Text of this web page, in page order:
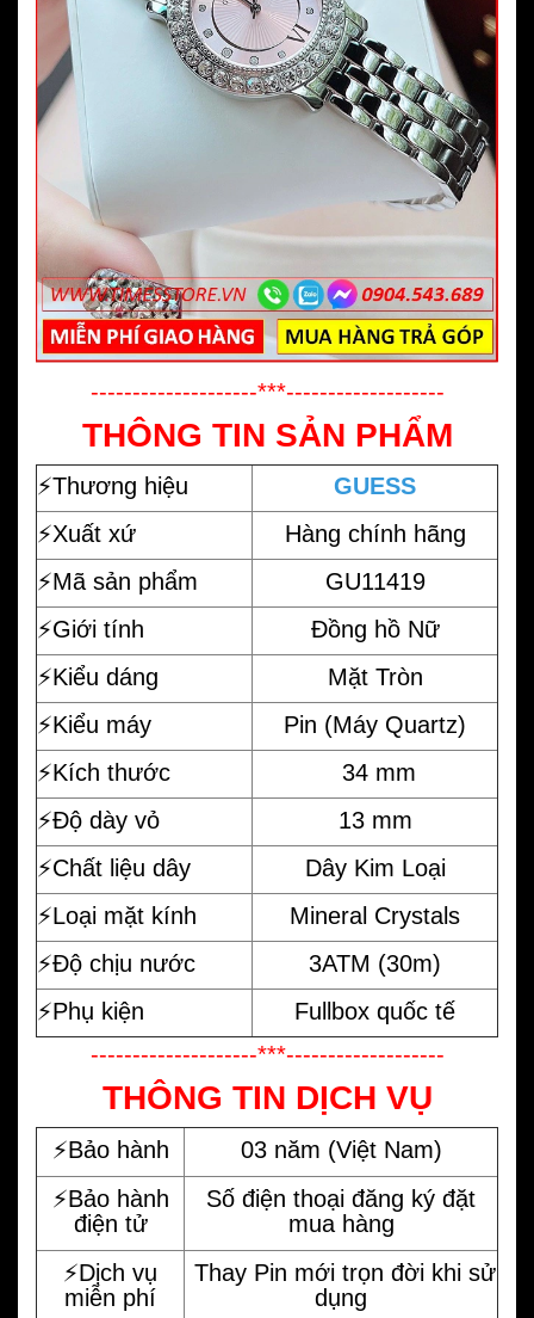
--------------------***-------------------
THÔNG TIN SẢN PHẨM
⚡️Thương hiệu
GUESS
⚡️Xuất xứ
Hàng chính hãng
⚡️Mã sản phẩm
GU11419
⚡️Giới tính
Đồng hồ Nữ
⚡️Kiểu dáng
Mặt Tròn
⚡️Kiểu máy
Pin (Máy Quartz)
⚡️Kích thước
34 mm
⚡️Độ dày vỏ
13 mm
⚡️Chất liệu dây
Dây Kim Loại
⚡️Loại mặt kính
Mineral Crystals
⚡️Độ chịu nước
3ATM (30m)
⚡️Phụ kiện
Fullbox quốc tế
--------------------***-------------------
THÔNG TIN DỊCH VỤ
⚡️Bảo hành
03 năm (Việt Nam)
⚡️Bảo hành
điện tử
Số điện thoại đăng ký đặt
mua hàng
⚡️Dịch vụ
miễn phí
Thay Pin mới trọn đời khi sử
dụng